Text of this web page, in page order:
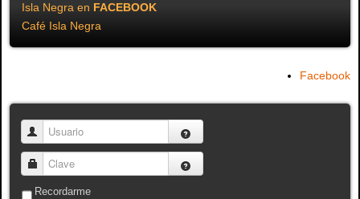
Isla Negra en FACEBOOK
Café Isla Negra
Facebook
Usuario
Clave
Recordarme